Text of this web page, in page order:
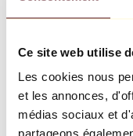
Ce site web utilise
Les cookies nous
et les annonces,
médias sociaux et
partageons
Jeff
Jean-
Tous
Œuvre de la